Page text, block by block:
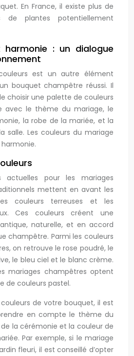
En France, il existe plus de
de plantes potentiellement
harmonie : un dialogue
est un autre élément
bouquet champêtre réussi. Il
choisir une palette de couleurs
avec le thème du mariage, le
la robe de la mariée, et la
salle. Les couleurs du mariage
actuelles pour les mariages
mettent en avant les
couleurs terreuses et les
Ces couleurs créent une
naturelle, et en accord
champêtre. Parmi les couleurs
on retrouve le rose poudré, le
le bleu ciel et le blanc crème.
mariages champêtres optent
de couleurs pastel.
de votre bouquet, il est
en compte le thème du
la cérémonie et la couleur de
Par exemple, si le mariage
fleuri, il est conseillé d’opter